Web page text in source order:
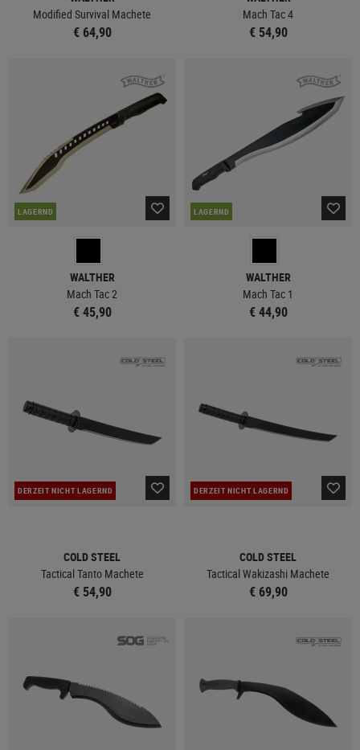
Modified Survival Machete
€ 64,90
Mach Tac 4
€ 54,90
LAGERND
WALTHER
Mach Tac 2
€ 45,90
LAGERND
WALTHER
Mach Tac 1
€ 44,90
DERZEIT NICHT LAGERND
COLD STEEL
Tactical Tanto Machete
€ 54,90
DERZEIT NICHT LAGERND
COLD STEEL
Tactical Wakizashi Machete
€ 69,90